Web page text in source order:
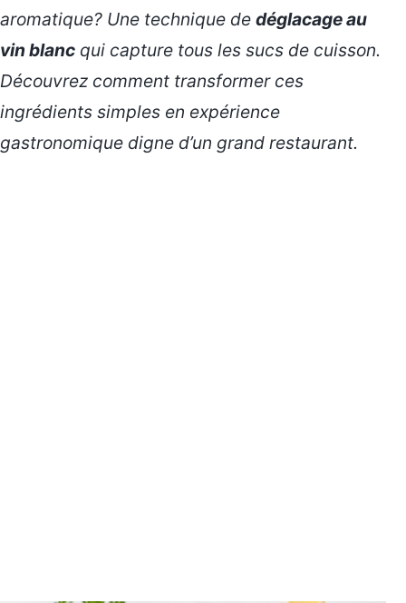
aromatique? Une technique de déglacage au
vin blanc qui capture tous les sucs de cuisson.
Découvrez comment transformer ces
ingrédients simples en expérience
gastronomique digne d’un grand restaurant.